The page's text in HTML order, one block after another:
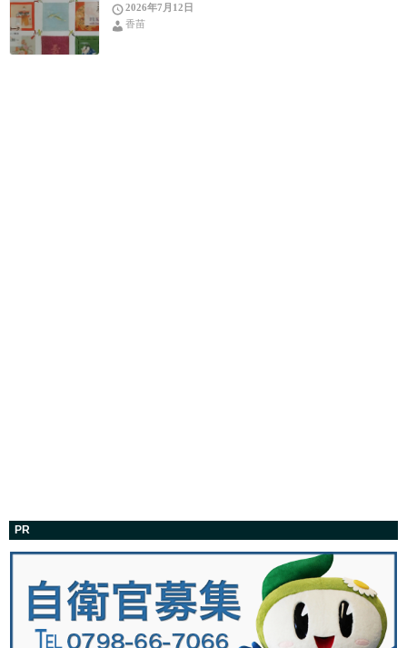
2026年7月12日
香苗
PR